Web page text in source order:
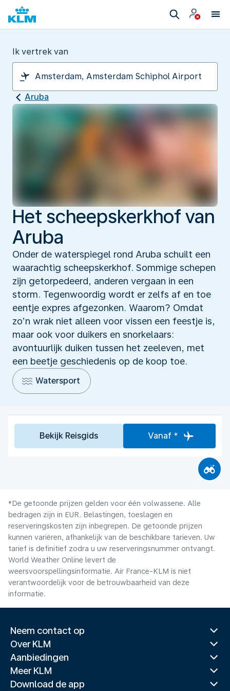
Ik vertrek van
Aruba
Het scheepskerkhof van
Aruba
Onder de waterspiegel rond Aruba schuilt een
waarachtig scheepskerkhof. Sommige schepen
zijn getorpedeerd, anderen vergaan in een
storm. Tegenwoordig wordt er zelfs af en toe
eentje expres afgezonken. Waarom? Omdat
zo’n wrak niet alleen voor vissen een feestje is,
maar ook voor duikers en snorkelaars:
avontuurlijk duiken tussen het zeeleven, met
een beetje geschiedenis op de koop toe.
Watersport
Bekijk Reisgids Vanaf *
*De getoonde prijzen gelden voor één volwassene. Alle
bedragen zijn in EUR. Belastingen, toeslagen en
reserveringskosten zijn inbegrepen. De getoonde prijzen
kunnen variëren, afhankelijk van de beschikbare tarieven. Uw
tarief is definitief zodra u uw reserveringsnummer ontvangt.
World Weather Online levert de
weersvoorspellingsinformatie. Air France-KLM is niet
verantwoordelijk voor de betrouwbaarheid van deze
informatie.
Neem contact op
Over KLM
Aanbiedingen
Meer KLM
Download de app